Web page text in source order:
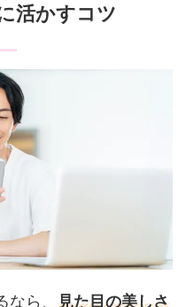
活かすコツ
ら、 見た目の美しさ